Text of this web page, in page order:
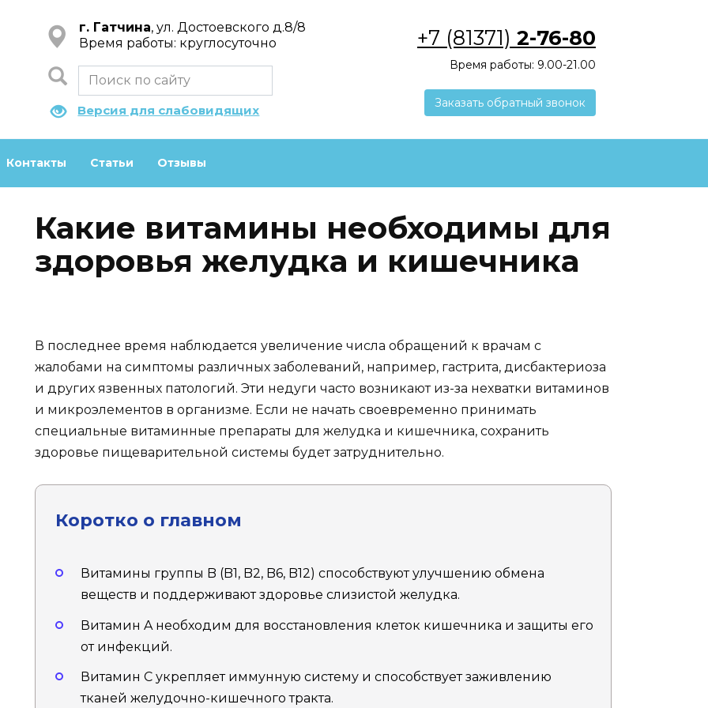
г. Гатчина, ул. Достоевского д.8/8
Время работы: круглосуточно
Версия для слабовидящих
+7 (81371) 2-76-80
Время работы: 9.00-21.00
Заказать обратный звонок
Контакты Статьи Отзывы
Какие витамины необходимы для
здоровья желудка и кишечника
В последнее время наблюдается увеличение числа обращений к врачам с
жалобами на симптомы различных заболеваний, например, гастрита, дисбактериоза
и других язвенных патологий. Эти недуги часто возникают из-за нехватки витаминов
и микроэлементов в организме. Если не начать своевременно принимать
специальные витаминные препараты для желудка и кишечника, сохранить
здоровье пищеварительной системы будет затруднительно.
Коротко о главном
Витамины группы B (B1, B2, B6, B12) способствуют улучшению обмена
веществ и поддерживают здоровье слизистой желудка.
Витамин A необходим для восстановления клеток кишечника и защиты его
от инфекций.
Витамин C укрепляет иммунную систему и способствует заживлению
тканей желудочно-кишечного тракта.